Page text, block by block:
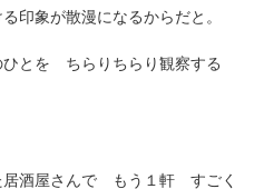
印象が散漫になるからだと。
とを ちらりちらり観察する
酒屋さんで もう１軒 すごく